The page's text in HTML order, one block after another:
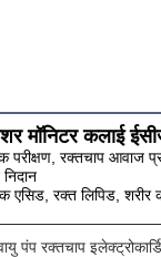
मॉनिटर कलाई
रक्तचाप आवाज
एसिड, रक्त लिपिड,
पंप रक्तचाप